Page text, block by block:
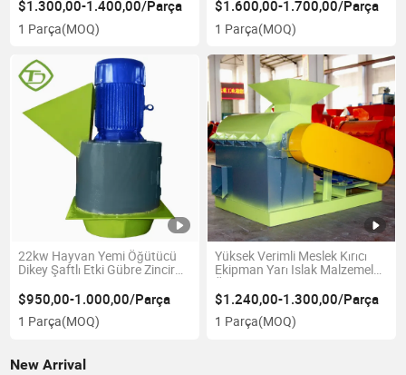
$1.300,00-1.400,00/Parça
1 Parça(MOQ)
$1.600,00-1.700,00/Parça
1 Parça(MOQ)
22kw Hayvan Yemi Öğütücü
Dikey Şaftlı Etki Gübre Zincir
$950,00-1.000,00/Parça
1 Parça(MOQ)
Yüksek Verimli Meslek Kırıcı
Ekipman Yarı Islak Malzemeler
Öğütücü Kompost Kırıcı
Makinesi
$1.240,00-1.300,00/Parça
1 Parça(MOQ)
New Arrival